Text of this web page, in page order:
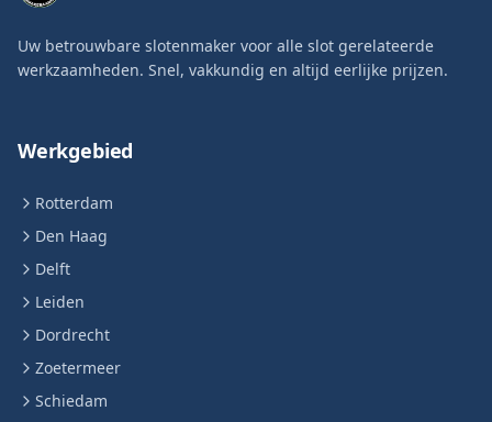
Uw betrouwbare slotenmaker voor alle slot gerelateerde
werkzaamheden. Snel, vakkundig en altijd eerlijke prijzen.
Werkgebied
Rotterdam
Den Haag
Delft
Leiden
Dordrecht
Zoetermeer
Schiedam